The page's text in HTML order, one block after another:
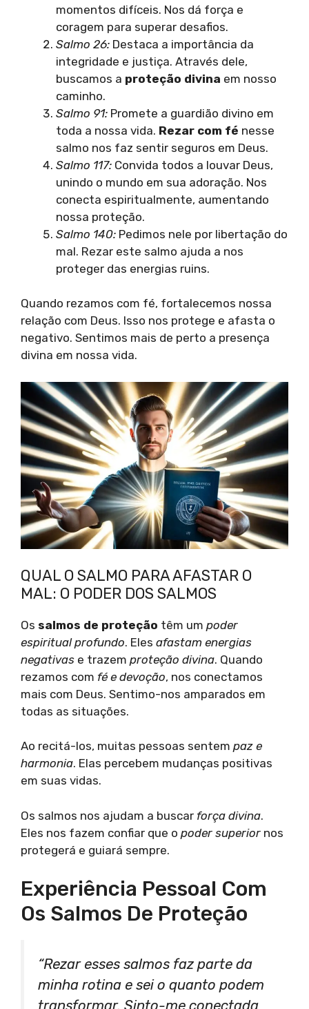
momentos difíceis. Nos dá força e
coragem para superar desafios.
Salmo 26: Destaca a importância da
integridade e justiça. Através dele,
buscamos a proteção divina em nosso
caminho.
Salmo 91: Promete a guardião divino em
toda a nossa vida. Rezar com fé nesse
salmo nos faz sentir seguros em Deus.
Salmo 117: Convida todos a louvar Deus,
unindo o mundo em sua adoração. Nos
conecta espiritualmente, aumentando
nossa proteção.
Salmo 140: Pedimos nele por libertação do
mal. Rezar este salmo ajuda a nos
proteger das energias ruins.
Quando rezamos com fé, fortalecemos nossa
relação com Deus. Isso nos protege e afasta o
negativo. Sentimos mais de perto a presença
divina em nossa vida.
QUAL O SALMO PARA AFASTAR O
MAL: O PODER DOS SALMOS
Os salmos de proteção têm um poder
espiritual profundo. Eles afastam energias
negativas e trazem proteção divina. Quando
rezamos com fé e devoção, nos conectamos
mais com Deus. Sentimo-nos amparados em
todas as situações.
Ao recitá-los, muitas pessoas sentem paz e
harmonia. Elas percebem mudanças positivas
em suas vidas.
Os salmos nos ajudam a buscar força divina.
Eles nos fazem confiar que o poder superior nos
protegerá e guiará sempre.
Experiência Pessoal Com
Os Salmos De Proteção
“Rezar esses salmos faz parte da
minha rotina e sei o quanto podem
transformar. Sinto-me conectada